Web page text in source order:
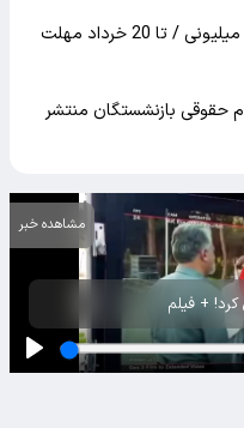
شمارش معکوس برای دریافت وام 75 میلیونی / تا 20 خرداد مهلت
حقوقی بازنشستگان منتشر
کرد! + فیلم
مشاهده خبر